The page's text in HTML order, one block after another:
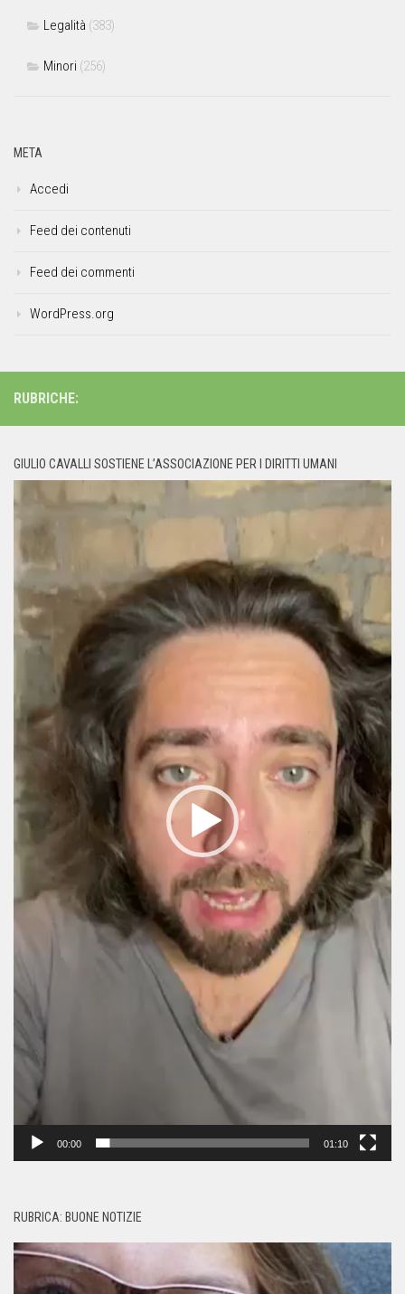
Legalità (383)
Minori (256)
META
Accedi
Feed dei contenuti
Feed dei commenti
WordPress.org
RUBRICHE:
GIULIO CAVALLI SOSTIENE L’ASSOCIAZIONE PER I DIRITTI UMANI
00:00 01:10
RUBRICA: BUONE NOTIZIE